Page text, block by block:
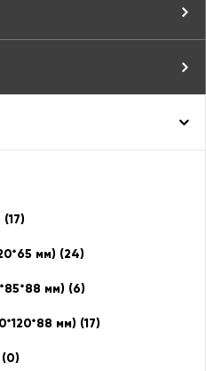
(17)
мм) (24)
мм) (6)
мм) (17)
0)